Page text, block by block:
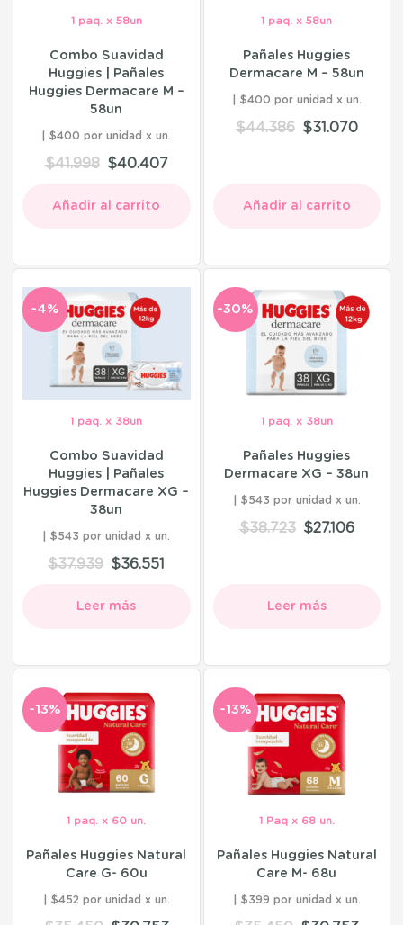
1 paq. x 58un
Combo Suavidad
Huggies | Pañales
Huggies Dermacare M –
58un
$400 por unidad
$41.998 $40.407
Añadir al carrito
1 paq. x 58un
Pañales Huggies
Dermacare M – 58un
$400 por unidad
$44.386 $31.070
Añadir al carrito
-4%
1 paq. x 38un
Combo Suavidad
Huggies | Pañales
Huggies Dermacare XG –
38un
$543 por unidad
$37.939 $36.551
Leer más
-30%
1 paq. x 38un
Pañales Huggies
Dermacare XG – 38un
$543 por unidad
$38.723 $27.106
Leer más
-13%
1 paq. x 60 un.
Pañales Huggies Natural
Care G- 60u
$452 por unidad
-13%
1 Paq x 68 un.
Pañales Huggies Natural
Care M- 68u
$399 por unidad